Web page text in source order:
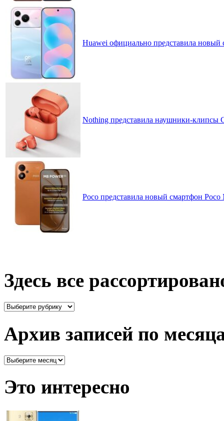
Huawei официально представила
Nothing представила наушники-клипсы
Poco представила новый смартфон
Здесь все
Здесь
Архив записей по
Архив
месяцам
Это интересно